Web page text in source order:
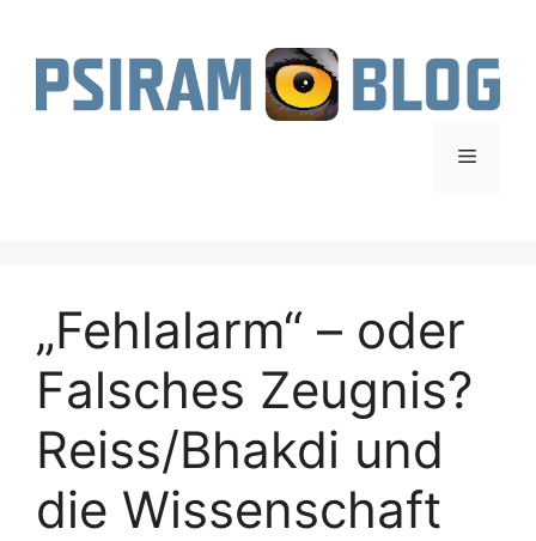
springen
Menü
„Fehlalarm“ – oder
Falsches Zeugnis?
Reiss/Bhakdi und
die Wissenschaft